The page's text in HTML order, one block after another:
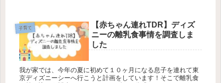
子育て
【赤ちゃん連れTDR】ディズ
ニーの離乳食事情を調査しま
した
我が家では、今年の夏に初めて１０ヶ月になる息子を連れて東
京ディズニーシーへ行こうと計画をしています！そこで離乳食